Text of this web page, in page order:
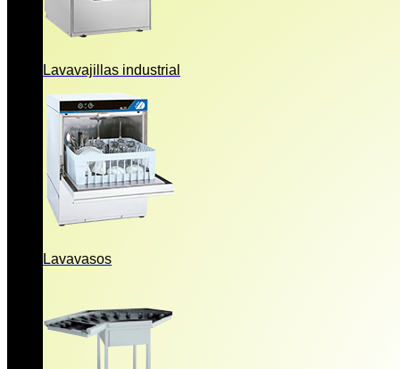
Lavavajillas industrial
Lavavasos